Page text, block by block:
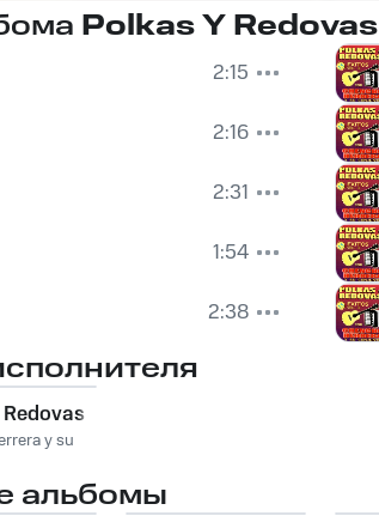
Polkas Y Redovas
2:15
2:16
2:31
1:54
2:38
y su
альбомы